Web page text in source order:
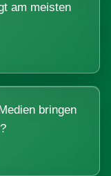
am meisten
bringen